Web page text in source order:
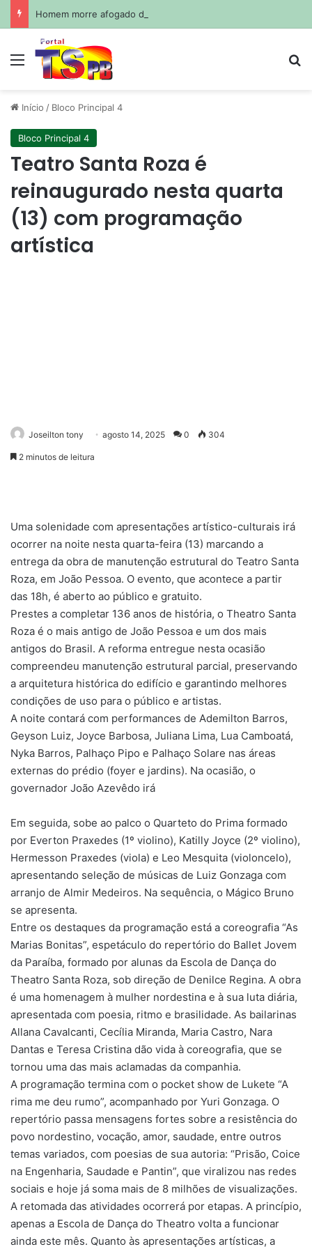
Menu
Início / Bloco Principal 4
Bloco Principal 4
Teatro Santa Roza é
reinaugurado nesta quarta
(13) com programação
artística
Joseilton tony agosto 14, 2025 0 304
2 minutos de leitura
Uma solenidade com apresentações artístico-culturais irá
ocorrer na noite nesta quarta-feira (13) marcando a
entrega da obra de manutenção estrutural do Teatro Santa
Roza, em João Pessoa. O evento, que acontece a partir
das 18h, é aberto ao público e gratuito.
Prestes a completar 136 anos de história, o Theatro Santa
Roza é o mais antigo de João Pessoa e um dos mais
antigos do Brasil. A reforma entregue nesta ocasião
compreendeu manutenção estrutural parcial, preservando
a arquitetura histórica do edifício e garantindo melhores
condições de uso para o público e artistas.
A noite contará com performances de Ademilton Barros,
Geyson Luiz, Joyce Barbosa, Juliana Lima, Lua Camboatá,
Nyka Barros, Palhaço Pipo e Palhaço Solare nas áreas
externas do prédio (foyer e jardins). Na ocasião, o
governador João Azevêdo irá
Em seguida, sobe ao palco o Quarteto do Prima formado
por Everton Praxedes (1º violino), Katilly Joyce (2º violino),
Hermesson Praxedes (viola) e Leo Mesquita (violoncelo),
apresentando seleção de músicas de Luiz Gonzaga com
arranjo de Almir Medeiros. Na sequência, o Mágico Bruno
se apresenta.
Entre os destaques da programação está a coreografia “As
Marias Bonitas”, espetáculo do repertório do Ballet Jovem
da Paraíba, formado por alunas da Escola de Dança do
Theatro Santa Roza, sob direção de Denilce Regina. A obra
é uma homenagem à mulher nordestina e à sua luta diária,
apresentada com poesia, ritmo e brasilidade. As bailarinas
Allana Cavalcanti, Cecília Miranda, Maria Castro, Nara
Dantas e Teresa Cristina dão vida à coreografia, que se
tornou uma das mais aclamadas da companhia.
A programação termina com o pocket show de Lukete “A
rima me deu rumo”, acompanhado por Yuri Gonzaga. O
repertório passa mensagens fortes sobre a resistência do
povo nordestino, vocação, amor, saudade, entre outros
temas variados, com poesias de sua autoria: “Prisão, Coice
na Engenharia, Saudade e Pantin”, que viralizou nas redes
sociais e hoje já soma mais de 8 milhões de visualizações.
A retomada das atividades ocorrerá por etapas. A princípio,
apenas a Escola de Dança do Theatro volta a funcionar
ainda este mês. Quanto às apresentações artísticas, a